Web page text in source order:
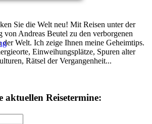
Sie die Welt neu! Mit Reisen unter der
von Andreas Beutel zu den verborgenen
der Welt. Ich zeige Ihnen meine Geheimtips.
Einweihungsplätze, Spuren alter
Rätsel der Vergangenheit...
aktuellen Reisetermine: